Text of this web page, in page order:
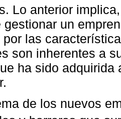
Lo anterior
gestionar un
por las
son inherentes a
ha sido
de los nuevos